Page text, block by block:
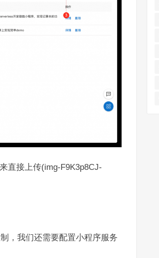
直接上传(img-F9K3p8CJ-
，我们还需要配置小程序服务